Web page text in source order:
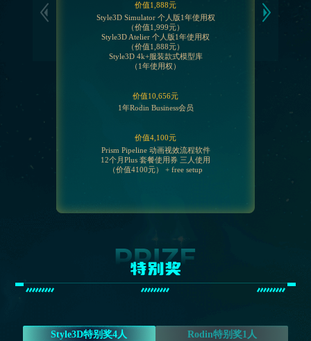
价值1,888元
Style3D Simulator 个人版1年使用权
（价值1,999元）
Style3D Atelier 个人版1年使用权
（价值1,888元）
Style3D 4k+服装款式模型库
（1年使用权）
价值10,656元
1年Rodin Business会员
价值4,100元
Prism Pipeline 动画视效流程软件
12个月Plus 套餐使用券 三人使用
（价值4100元） + free setup
特别奖
Style3D特别奖4人
Rodin特别奖1人